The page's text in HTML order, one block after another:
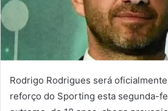
Rodrigo Rodrigues será
reforço do Sporting esta segunda-